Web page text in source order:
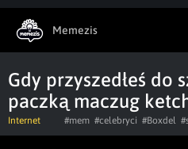
Memezis
Gdy przyszedłeś do
paczką maczug
Internet #mem #celebryci #Boxdel